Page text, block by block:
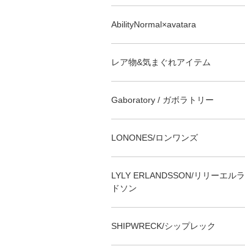
AbilityNormal×avatara
レア物&気まぐれアイテム
Gaboratory / ガボラトリー
LONONES/ロンワンズ
LYLY ERLANDSSON/リリーエル
ドソン
SHIPWRECK/シップレック